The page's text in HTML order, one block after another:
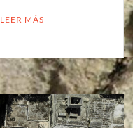
LEER MÁS